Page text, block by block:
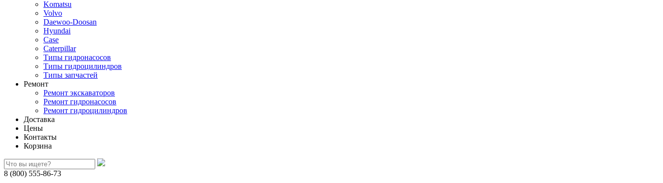
Komatsu
Volvo
Daewoo-Doosan
Hyundai
Case
Caterpillar
Типы гидронасосов
Типы гидроцилиндров
Типы запчастей
Ремонт
Ремонт экскаваторов
Ремонт гидронасосов
Ремонт гидроцилиндров
Доставка
Цены
Контакты
Корзина
8 (800) 555-86-73